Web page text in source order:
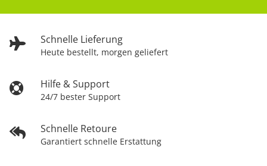
Schnelle Lieferung
Heute bestellt, morgen geliefert
Hilfe & Support
24/7 bester Support
Schnelle Retoure
Garantiert schnelle Erstattung